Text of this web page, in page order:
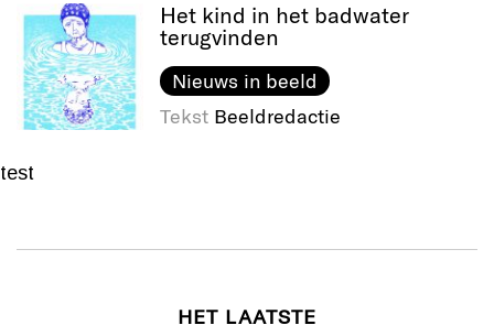
Het kind in het badwater
terugvinden
Nieuws in beeld
Tekst Beeldredactie
test
HET LAATSTE